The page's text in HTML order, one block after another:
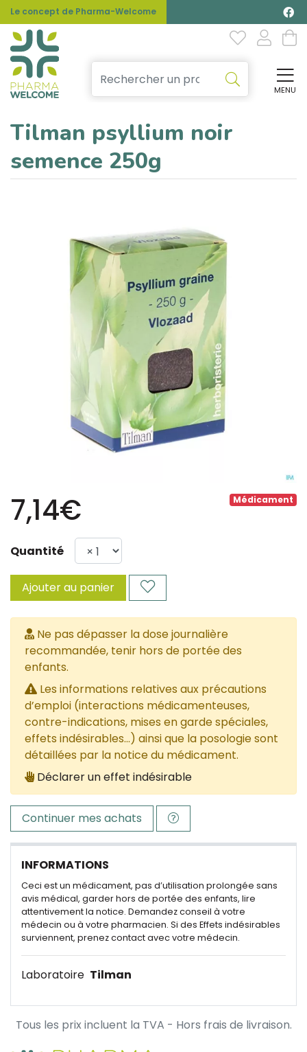
Le concept de Pharma-Welcome
MENU
Tilman psyllium noir
semence 250g
Médicament
7,14€
Quantité
Ajouter au panier
Ne pas dépasser la dose journalière
recommandée, tenir hors de portée des
enfants.
Les informations relatives aux précautions
d’emploi (interactions médicamenteuses,
contre-indications, mises en garde spéciales,
effets indésirables...) ainsi que la posologie sont
détaillées par la notice du médicament.
Déclarer un effet indésirable
Continuer mes achats
INFORMATIONS
Ceci est un médicament, pas d’utilisation prolongée sans
avis médical, garder hors de portée des enfants, lire
attentivement la notice. Demandez conseil à votre
médecin ou à votre pharmacien. Si des Effets indésirables
surviennent, prenez contact avec votre médecin.
Laboratoire Tilman
Tous les prix incluent la TVA - Hors frais de livraison.